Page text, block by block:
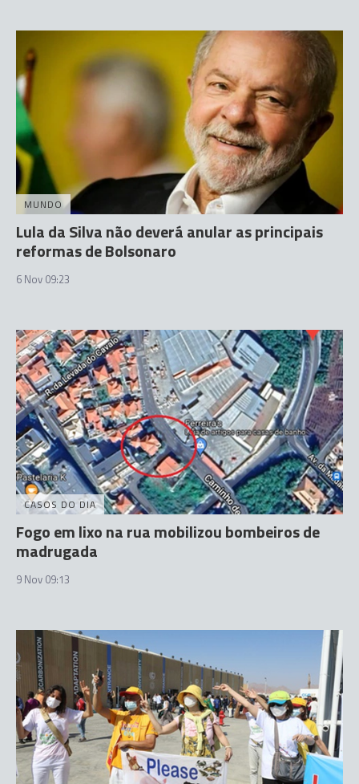
MUNDO
Lula da Silva não deverá anular as principais
reformas de Bolsonaro
6 Nov 09:23
CASOS DO DIA
Fogo em lixo na rua mobilizou bombeiros de
madrugada
9 Nov 09:13